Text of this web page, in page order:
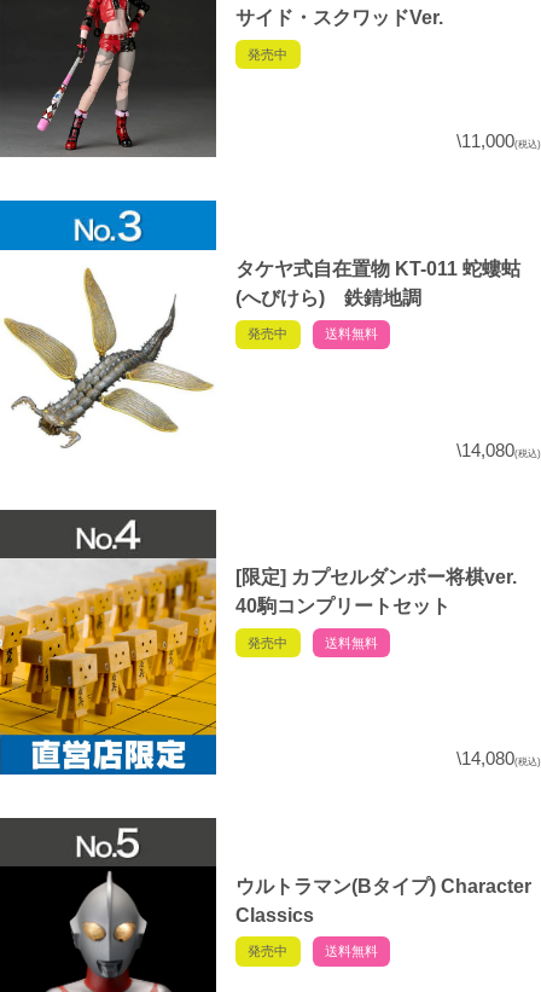
サイド・スクワッドVer.
発売中
\11,000(税込)
タケヤ式自在置物 KT-011 蛇螻蛄
(へびけら) 鉄錆地調
発売中 送料無料
\14,080(税込)
[限定] カプセルダンボー将棋ver.
40駒コンプリートセット
発売中 送料無料
\14,080(税込)
ウルトラマン(Bタイプ) Character
Classics
発売中 送料無料